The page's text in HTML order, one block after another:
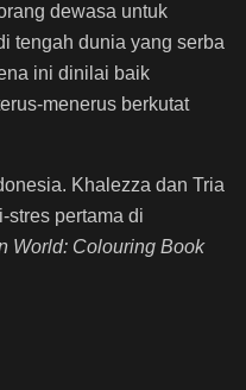
dewasa untuk
tengah dunia yang serba
ini dinilai baik
menerus berkutat
Khalezza dan Tria
stres pertama di
World: Colouring Book